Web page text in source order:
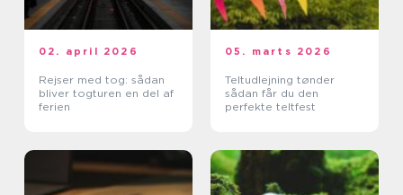
02. april 2026
Rejser med tog: sådan
bliver togturen en del af
ferien
05. marts 2026
Teltudlejning tønder
sådan får du den
perfekte teltfest